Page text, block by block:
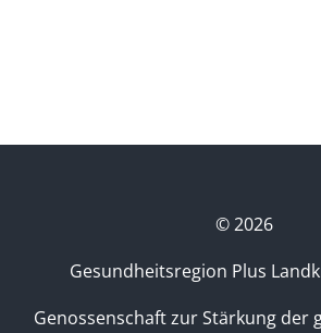
©2026
Gesundheitsregion Plus
Genossenschaft zur Stärkung der